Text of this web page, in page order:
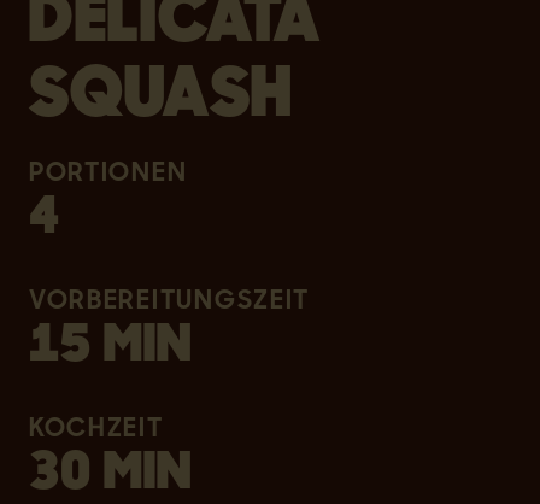
DELICATA
SQUASH
PORTIONEN
4
VORBEREITUNGSZEIT
15 MIN
KOCHZEIT
30 MIN